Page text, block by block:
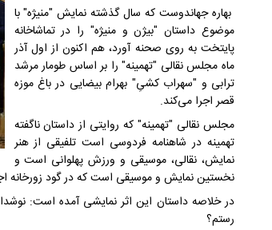
بهاره جهاندوست که سال گذشته نمایش "منیژه" با
موضوع داستان "بیژن و منیژه" را در تماشاخانه
پایتخت به روی صحنه آورد، هم اکنون از اول آذر
ماه مجلس نقالی "تهمینه" را بر اساس طومار مرشد
ترابی و "سهراب کشیِ" بهرام بیضایی در باغ موزه
قصر اجرا می‌کند.
مجلس نقالی "تهمینه" که روایتی از داستان ناگفته
تهمینه در شاهنامه فردوسی است تلفیقی از هنر
نمایش، نقالی، موسیقی و ورزش پهلوانی است و
نخستین نمایش و موسیقی است که در گود زورخانه
در خلاصه داستان این اثر نمایشی آمده است:
رستم؟